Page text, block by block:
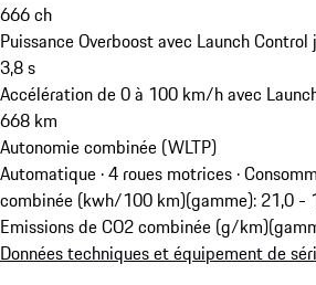
666ch
Puissance Overboost avec Launch
3,8s
Accélération de 0 à 100 km/h avec
668 km
Autonomie combinée (WLTP)
Automatique · 4 roues motrices ·
combinée (kwh/100 km)(gamme): 21,0 -
Emissions de CO2 combinée (g/
Données techniques et équipement de